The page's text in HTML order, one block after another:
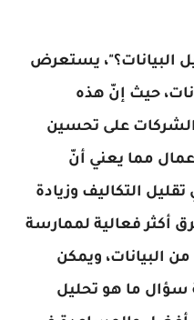
البيانات؟"، يستعرض
حيث إنّ هذه
الشركات على تحسين
مما يعني أنّ
التكاليف وزيادة
أكثر فعالية لممارسة
البيانات، ويمكن
سؤال ما هو تحليل